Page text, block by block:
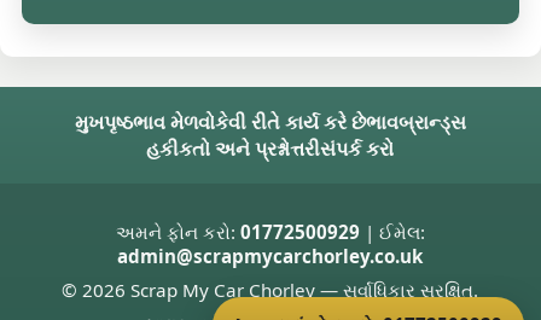
મુખપૃષ્ઠભાવ મેળવોકેવી રીતે કાર્ય કરે છેભાવબ્રાન્ડ્સ
હકીકતો અને પ્રશ્નોત્તરીસંપર્ક કરો
અમને ફોન કરો: 01772500929 | ઈમેલ:
admin@scrapmycarchorley.co.uk
© 2026 Scrap My Car Chorley — સર્વાધિકાર સુરક્ષિત.